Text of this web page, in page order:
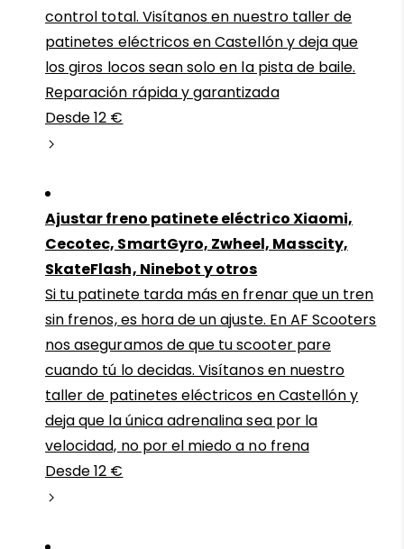
control total. Visítanos en nuestro taller de
patinetes eléctricos en Castellón y deja que
los giros locos sean solo en la pista de baile.
Reparación rápida y garantizada
Desde 12 €
Ajustar freno patinete eléctrico Xiaomi,
Cecotec, SmartGyro, Zwheel, Masscity,
SkateFlash, Ninebot y otros
Si tu patinete tarda más en frenar que un tren
sin frenos, es hora de un ajuste. En AF Scooters
nos aseguramos de que tu scooter pare
cuando tú lo decidas. Visítanos en nuestro
taller de patinetes eléctricos en Castellón y
deja que la única adrenalina sea por la
velocidad, no por el miedo a no frena
Desde 12 €